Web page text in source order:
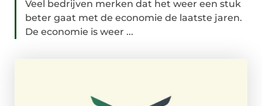
Veel bedrijven merken dat het weer een stuk
beter gaat met de economie de laatste jaren.
De economie is weer ...